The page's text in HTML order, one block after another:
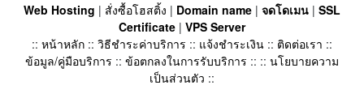
Web Hosting | สั่งซื้อโฮสติ้ง | Domain name | จดโดเมน | SSL
Certificate | VPS Server
:: หน้าหลัก :: วิธีชำระค่าบริการ :: แจ้งชำระเงิน :: ติดต่อเรา ::
ข้อมูล/คู่มือบริการ :: ข้อตกลงในการรับบริการ :: :: นโยบายความ
เป็นส่วนตัว ::